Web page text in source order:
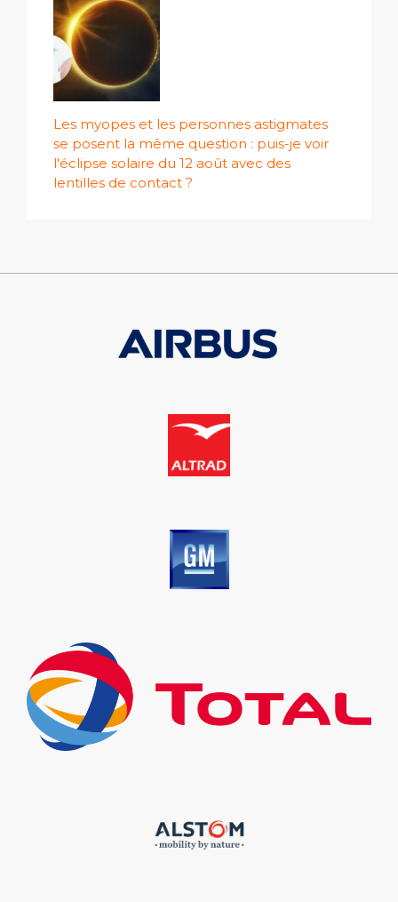
Les myopes et les personnes astigmates
se posent la même question : puis-je voir
l'éclipse solaire du 12 août avec des
lentilles de contact ?